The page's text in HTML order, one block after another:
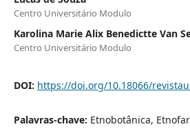
Centro Universitário Modulo
Karolina Marie Alix Benedictte Van
Centro Universitário Modulo
DOI: https://doi.org/10.18066/
Palavras-chave: Etnobotânica,